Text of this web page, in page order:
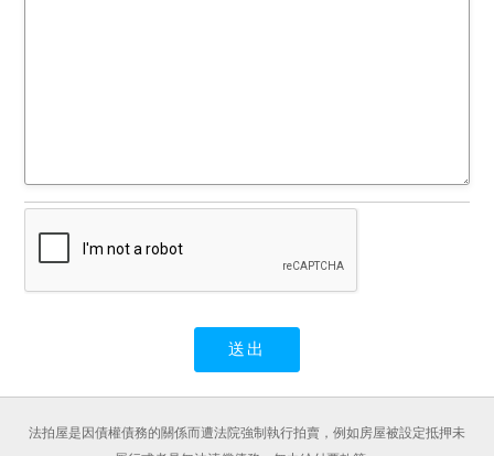
法拍屋是因債權債務的關係而遭法院強制執行拍賣，例如房屋被設定抵押未